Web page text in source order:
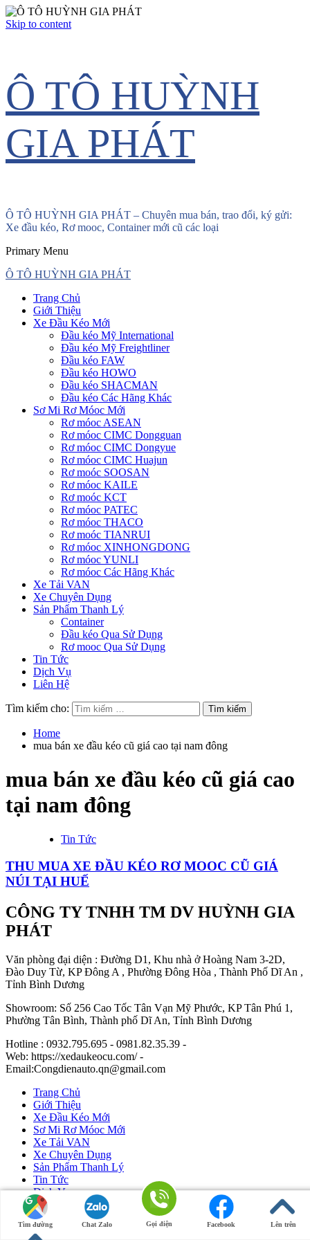
Skip to content
Ô TÔ HUỲNH
GIA PHÁT
Ô TÔ HUỲNH GIA PHÁT – Chuyên mua bán, trao đổi, ký gửi:
Xe đầu kéo, Rơ mooc, Container mới cũ các loại
Primary Menu
Ô TÔ HUỲNH GIA PHÁT
Trang Chủ
Giới Thiệu
Xe Đầu Kéo Mới
Đầu kéo Mỹ International
Đầu kéo Mỹ Freightliner
Đầu kéo FAW
Đầu kéo HOWO
Đầu kéo SHACMAN
Đầu kéo Các Hãng Khác
Sơ Mi Rơ Móoc Mới
Rơ móoc ASEAN
Rơ móoc CIMC Dongguan
Rơ móoc CIMC Dongyue
Rơ móoc CIMC Huajun
Rơ moóc SOOSAN
Rơ móoc KAILE
Rơ moóc KCT
Rơ móoc PATEC
Rơ móoc THACO
Rơ moóc TIANRUI
Rơ móoc XINHONGDONG
Rơ móoc YUNLI
Rơ móoc Các Hãng Khác
Xe Tải VAN
Xe Chuyên Dụng
Sản Phẩm Thanh Lý
Container
Đầu kéo Qua Sử Dụng
Rơ mooc Qua Sử Dụng
Tin Tức
Dịch Vụ
Liên Hệ
Tìm kiếm cho:
Home
mua bán xe đầu kéo cũ giá cao tại nam đông
mua bán xe đầu kéo cũ giá cao
tại nam đông
Tin Tức
THU MUA XE ĐẦU KÉO RƠ MOOC CŨ GIÁ
NÚI TẠI HUẾ
CÔNG TY TNHH TM DV HUỲNH GIA
PHÁT
Văn phòng đại diện : Đường D1, Khu nhà ở Hoàng Nam 3-2D,
Đào Duy Từ, KP Đông A , Phường Đông Hòa , Thành Phố Dĩ An ,
Tỉnh Bình Dương
Showroom: Số 256 Cao Tốc Tân Vạn Mỹ Phước, KP Tân Phú 1,
Phường Tân Bình, Thành phố Dĩ An, Tỉnh Bình Dương
Hotline : 0932.795.695 - 0981.82.35.39 -
Web: https://xedaukeocu.com/ -
Email:Congdienauto.qn@gmail.com
Tìm đường Chat Zalo Gọi điện Facebook Lên trên
Trang Chủ
Giới Thiệu
Xe Đầu Kéo Mới
Sơ Mi Rơ Móoc Mới
Xe Tải VAN
Xe Chuyên Dụng
Sản Phẩm Thanh Lý
Tin Tức
Dịch Vụ
Liên Hệ
Ô Tô Huỳnh Gia Phát|Xe Đầu Kéo Mỹ by Huỳnh Gia Phát.